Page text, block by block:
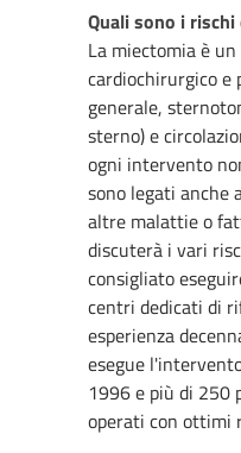
Quali sono i
La miectomia è
cardiochirurgico e
generale,
sterno) e
ogni intervento
sono legati anche
altre malattie o
discuterà i vari
consigliato
centri dedicati di
esperienza
esegue
1996 e più di 250
operati con ottimi